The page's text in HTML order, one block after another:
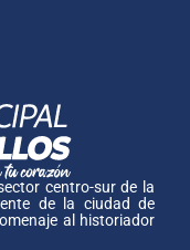
centro-sur de la
de la ciudad de
al historiador